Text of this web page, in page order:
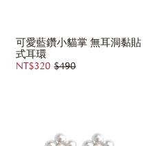
可愛藍鑽小貓掌 無耳洞黏貼
式耳環
NT$320 $490